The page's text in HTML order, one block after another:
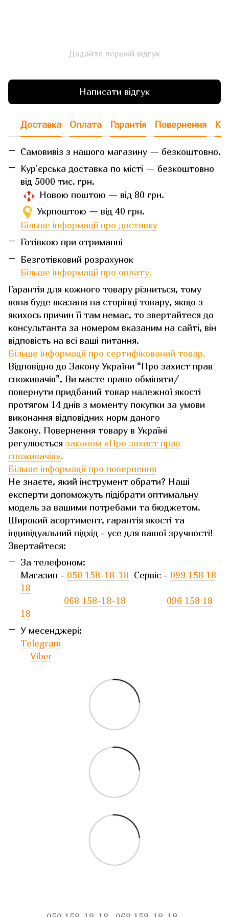
Додайте перший відгук
Написати відгук
Доставка Оплата Гарантія Повернення
Самовивіз з нашого магазину — безкоштовно.
Кур'єрська доставка по місті — безкоштовно
від 5000 тис. грн.
Новою поштою — від 80 грн.
Укрпоштою — від 40 грн.
Більше інформації про доставку
Готівкою при отриманні
Безготівковий розрахунок
Більше інформації про оплату.
Гарантія для кожного товару різниться, тому
вона буде вказана на сторінці товару, якщо з
якихось причин її там немає, то звертайтеся до
консультанта за номером вказаним на сайті, він
відповість на всі ваші питання.
Більше інформації про сертифікований товар.
Відповідно до Закону України “Про захист прав
споживачів”, Ви маєте право обміняти/
повернути придбаний товар належної якості
протягом 14 днів з моменту покупки за умови
виконання відповідних норм даного
Закону. Повернення товару в Україні
регулюється законом «Про захист прав
споживачів».
Більше інформації про повернення
Не знаєте, який інструмент обрати? Наші
експерти допоможуть підібрати оптимальну
модель за вашими потребами та бюджетом.
Широкий асортимент, гарантія якості та
індивідуальний підхід - усе для вашої зручності!
Звертайтеся:
За телефоном:
Магазин - 050 158-18-18 Сервіс - 099 158 18
18
068 158-18-18
096 158 18
18
У месенджері:
Telegram
Viber